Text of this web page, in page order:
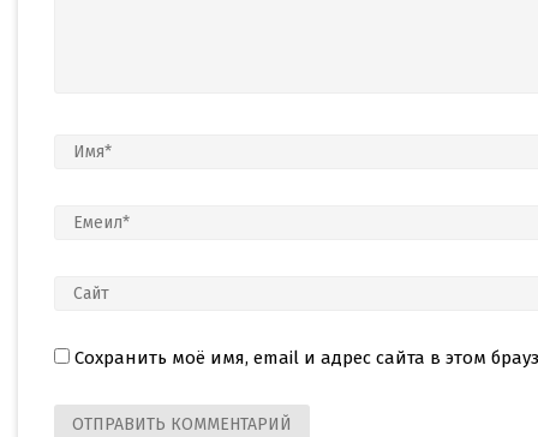
Сохранить моё имя, email и адрес сайта в этом